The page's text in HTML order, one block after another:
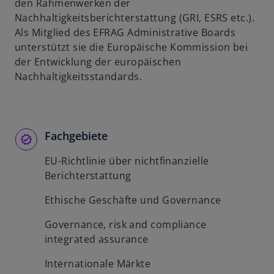
den Rahmenwerken der
Nachhaltigkeitsberichterstattung (GRI, ESRS etc.).
Als Mitglied des EFRAG Administrative Boards
unterstützt sie die Europäische Kommission bei
der Entwicklung der europäischen
Nachhaltigkeitsstandards.
Fachgebiete
EU-Richtlinie über nichtfinanzielle
Berichterstattung
Ethische Geschäfte und Governance
Governance, risk and compliance
integrated assurance
Internationale Märkte